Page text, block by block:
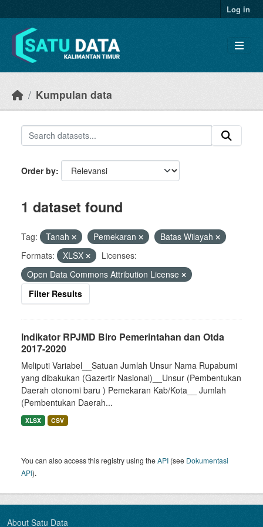
Log in
Kumpulan data
Order by
1 dataset found
Tag: Tanah Pemekaran
Batas Wilayah
Formats:
XLSX
Licenses:
Open Data Commons Attribution License
Filter Results
Indikator RPJMD Biro Pemerintahan dan Otda
2017-2020
Meliputi Variabel__Satuan Jumlah Unsur Nama Rupabumi
yang dibakukan (Gazertir Nasional)__Unsur (Pembentukan
Daerah otonomi baru ) Pemekaran Kab/Kota__ Jumlah
(Pembentukan Daerah...
XLSX CSV
You can also access this registry using theAPI (see Dokumentasi
API).
About Satu Data